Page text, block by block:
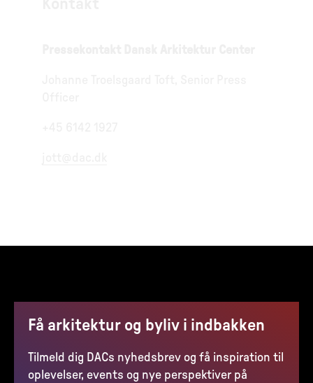
Få arkitektur og byliv i indbakken
Tilmeld dig DACs nyhedsbrev og få inspiration til
oplevelser, events og nye perspektiver på